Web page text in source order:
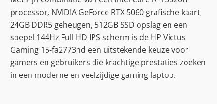
processor, NVIDIA GeForce RTX 5060 grafische kaart,
24GB DDR5 geheugen, 512GB SSD opslag en een
soepel 144Hz Full HD IPS scherm is de HP Victus
Gaming 15-fa2773nd een uitstekende keuze voor
gamers en gebruikers die krachtige prestaties zoeken
in een moderne en veelzijdige gaming laptop.